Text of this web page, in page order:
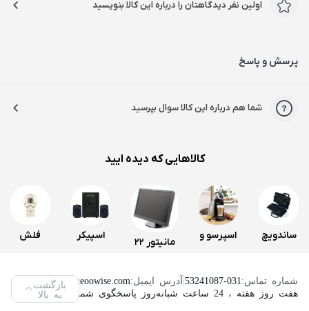
اولین نفر دیدگاهتان را درباره این کالا بنویسید
پرسش و پاسخ
شما هم درباره این کالا سوال بپرسید
کالاهایی که دیده ایید
ساندویچ
ساز کنوود
مدل
اسپرسو و
دولچه
مانیتور 22
مدل
اسپیکر
تسکو
مدل TS
فلش
ویکومن
مدل
شماره تماس: 53241087-031
|آدرس ایمیل:info@neoowise.com
هفت روز هفته ، 24 ساعت شبانه‌روز پاسخگوی شما هستیم.
بازگشت
به بالا